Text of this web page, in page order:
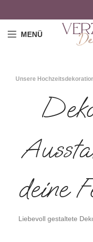
MENÜ
Unsere
deine
Liebevoll gestaltete